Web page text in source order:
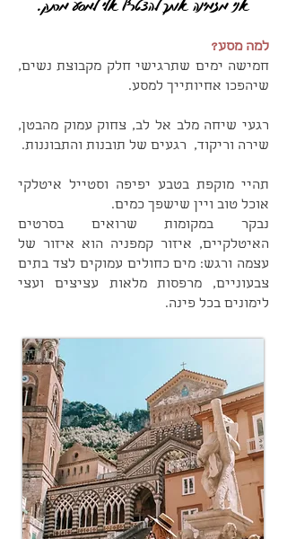
למה מסע?
חמישה ימים שתרגישי חלק מקבוצת נשים,
שיהפכו אחיותייך למסע.
רגעי שיחה מלב אל לב, צחוק עמוק מהבטן,
שירה וריקוד, רגעים של תובנות והתבוננות.
תהיי מוקפת בטבע יפיפה וסטייל איטלקי
אוכל טוב ויין שישפך כמים.
נבקר במקומות שרואים בסרטים
האיטלקיים, איזור קמפניה הוא איזור של
עצמה ורגש: מים כחולים עמוקים לצד בתים
צבעוניים, מרפסות מלאות עציצים ועצי
לימונים בכל פינה.